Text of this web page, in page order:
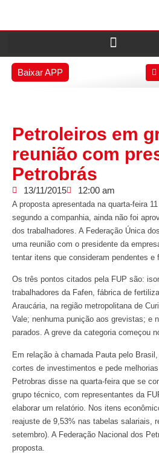
Baixar APP
Petroleiros em
reunião com
Petrobrás
13/11/2015 12:00 am
A proposta apresentada na quarta-feira
segundo a companhia, ainda não foi
dos trabalhadores. A Federação Única
uma reunião com o presidente da
tentar itens que consideram pendentes e
Os três pontos citados pela FUP são:
trabalhadores da Fafen, fábrica de
Araucária, na região metropolitana de
Vale; nenhuma punição aos grevistas; e
parados. A greve da categoria começou
Em relação à chamada Pauta pelo
cortes de investimentos e pede
Petrobras disse na quarta-feira que se
grupo técnico, com representantes da
elaborar um relatório. Nos itens
reajuste de 9,53% nas tabelas salariais,
setembro). A Federação Nacional dos
proposta.